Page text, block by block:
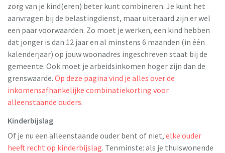
zorg van je kind(eren) beter kunt combineren. Je kunt het
aanvragen bij de belastingdienst, maar uiteraard zijn er wel
een paar voorwaarden. Zo moet je werken, een kind hebben
dat jonger is dan 12 jaar en al minstens 6 maanden (in één
kalenderjaar) op jouw woonadres ingeschreven staat bij de
gemeente. Ook moet je arbeidsinkomen hoger zijn dan de
grenswaarde. Op deze pagina vind je alles over de
inkomensafhankelijke combinatiekorting voor
alleenstaande ouders.
Kinderbijslag
Of je nu een alleenstaande ouder bent of niet, elke ouder
heeft recht op kinderbijslag. Tenminste: als je thuiswonende